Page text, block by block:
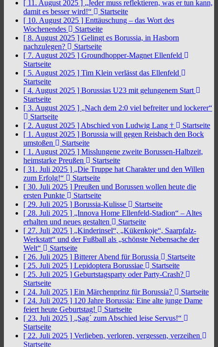
[ 11. August 2025 ] „Jeder muss reflektieren, was er tun kann,
damit es besser wird!“
Startseite
[ 10. August 2025 ] Enttäuschung – das Wort des
Wochenendes
Startseite
[ 8. August 2025 ] Gelingt es Borussia, in Hasborn
nachzulegen?
Startseite
[ 7. August 2025 ] Groundhopper-Magnet Ellenfeld
Startseite
[ 5. August 2025 ] Tim Klein verlässt das Ellenfeld
Startseite
[ 4. August 2025 ] Borussias U23 mit gelungenem Start
Startseite
[ 3. August 2025 ] „Nach dem 2:0 viel befreiter und lockerer“
Startseite
[ 2. August 2025 ] Abschied von Ludwig Lang †
Startseite
[ 1. August 2025 ] Borussia will gegen Reisbach den Bock
umstoßen
Startseite
[ 1. August 2025 ] Misslungene zweite Borussen-Halbzeit,
heimstarke Preußen
Startseite
[ 31. Juli 2025 ] „Die Truppe hat Charakter und den Willen
zum Erfolg!“
Startseite
[ 30. Juli 2025 ] Preußen und Borussen wollen heute die
ersten Punkte
Startseite
[ 29. Juli 2025 ] Borussia-Kulisse
Startseite
[ 28. Juli 2025 ] „Innova Home Ellenfeld-Stadion“ – Altes
erhalten und neues gestalten
Startseite
[ 27. Juli 2025 ] „Kinderinsel“, „Kükenkoje“, Saarpfalz-
Werkstatt“ und der Fußball als „schönste Nebensache der
Welt“
Startseite
[ 26. Juli 2025 ] Bitterer Abend für Borussia
Startseite
[ 25. Juli 2025 ] Lepidoptera Borussiae
Startseite
[ 25. Juli 2025 ] Geburtstagsparty oder Party-Crash?
Startseite
[ 24. Juli 2025 ] Ein Märchenprinz für Borussia?
Startseite
[ 24. Juli 2025 ] 120 Jahre Borussia: Eine alte junge Dame
feiert heute Geburtstag!
Startseite
[ 23. Juli 2025 ] „Sag´ zum Abschied leise Servus!“
Startseite
[ 22. Juli 2025 ] Verlieben, verloren, vergessen, verzeihen
Startseite